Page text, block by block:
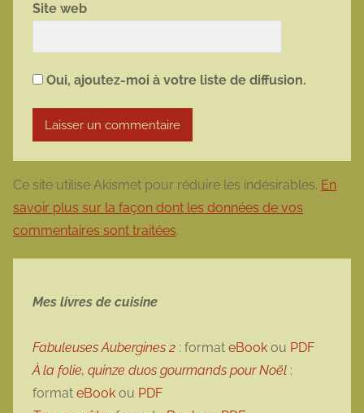
Site web
Oui, ajoutez-moi à votre liste de diffusion.
Ce site utilise Akismet pour réduire les indésirables. En
savoir plus sur la façon dont les données de vos
commentaires sont traitées.
Mes livres de cuisine
Fabuleuses Aubergines 2 : format eBook ou PDF
À la folie, quinze duos gourmands pour Noël :
format eBook ou PDF